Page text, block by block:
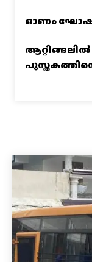
ഓണം
ആറ്റിങ്ങലിൽ